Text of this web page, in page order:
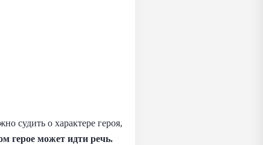
судить о характере героя,
герое может идти речь.